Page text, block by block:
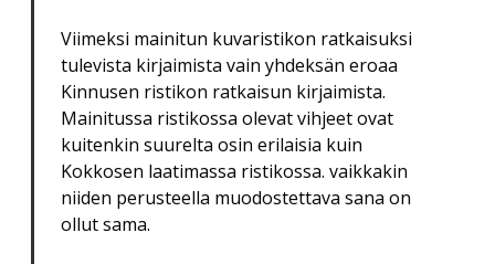
Viimeksi mainitun kuvaristikon ratkaisuksi
tulevista kirjaimista vain yhdeksän eroaa
Kinnusen ristikon ratkaisun kirjaimista.
Mainitussa ristikossa olevat vihjeet ovat
kuitenkin suurelta osin erilaisia kuin
Kokkosen laatimassa ristikossa. vaikkakin
niiden perusteella muodostettava sana on
ollut sama.